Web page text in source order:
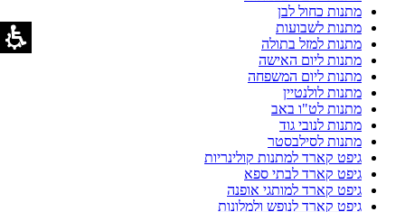
מתנות כחול לבן
מתנות לשבועות
מתנות למזל בתולה
מתנות ליום האישה
מתנות ליום המשפחה
מתנות לולנטיין
מתנות לט"ו באב
מתנות לנובי גוד
מתנות לסילבסטר
גיפט קארד למתנות קולינריות
גיפט קארד לבתי ספא
גיפט קארד למותגי אופנה
גיפט קארד לנופש ולמלונות